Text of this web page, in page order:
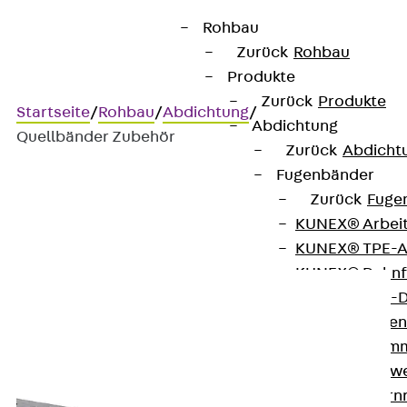
Rohbau
Zurück Rohbau
Produkte
Zurück Produkte
Abdichtung
Zurück
Fugenbänder
Zurück
KUNEX®
KUNEX®
KUNEX®
KUNEX®
KUNEX®
KUNEX®
KUNEX®
KUNEX®
Startseite/Rohbau/Abdichtung/
Quellbänder Zubehör
Quellbänder Zubehör